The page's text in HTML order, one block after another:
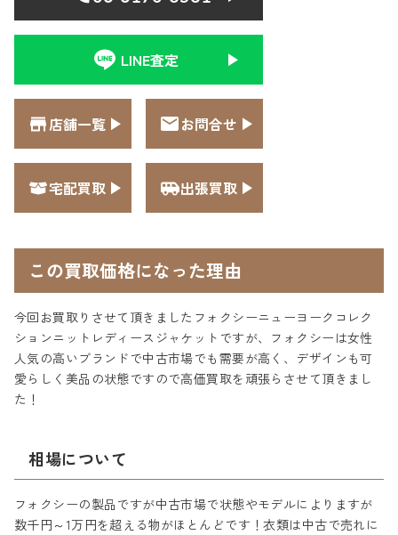
LINE査定
店舗一覧 お問合せ
宅配買取 出張買取
この買取価格になった理由
今回お買取りさせて頂きましたフォクシーニューヨークコレク
ションニットレディースジャケットですが、フォクシーは女性
人気の高いブランドで中古市場でも需要が高く、デザインも可
愛らしく美品の状態ですので高価買取を頑張らさせて頂きまし
た！
相場について
フォクシーの製品ですが中古市場で状態やモデルによりますが
数千円～1万円を超える物がほとんどです！衣類は中古で売れに